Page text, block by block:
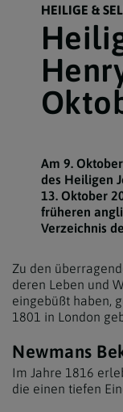
HEILIGE &
Am 9.
des Heiligen
13. Oktober
früheren
Verzeichnis
Zu den
deren Leben und
eingebüßt haben,
1801 in London
Newmans
Im Jahre 1816
die einen tiefen